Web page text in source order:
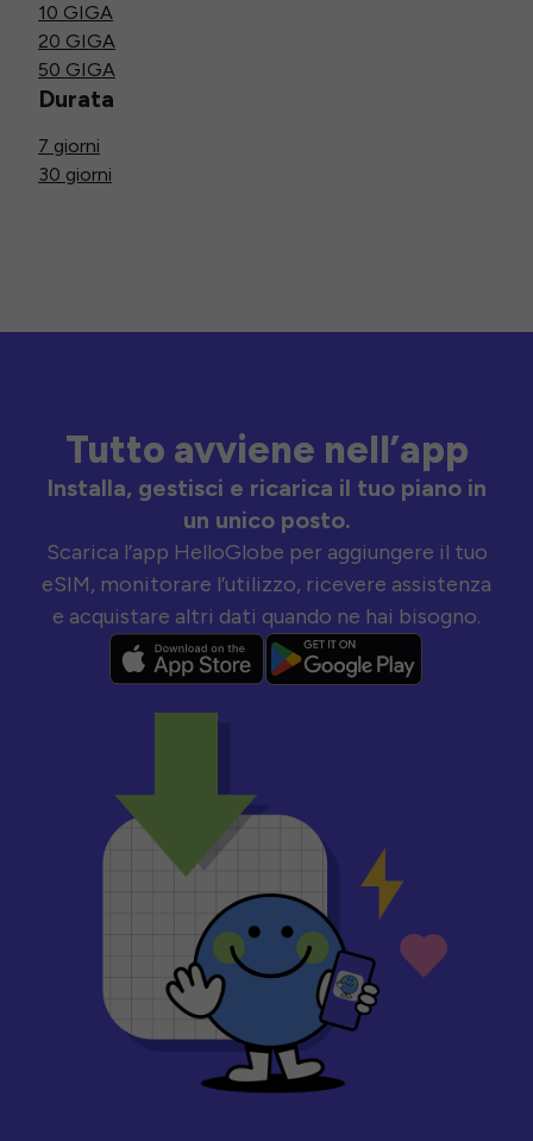
10 GIGA
20 GIGA
50 GIGA
Durata
7 giorni
30 giorni
Tutto avviene nell’app
Installa, gestisci e ricarica il tuo piano in
un unico posto.
Scarica l’app HelloGlobe per aggiungere il tuo
eSIM, monitorare l’utilizzo, ricevere assistenza
e acquistare altri dati quando ne hai bisogno.